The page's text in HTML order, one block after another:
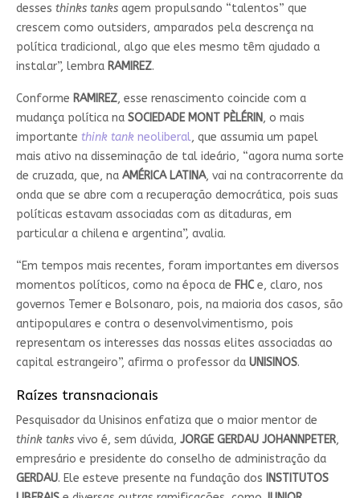
desses thinks tanksagem propulsando “talentos” que
crescem como outsiders, amparados pela descrença na
política tradicional, algo que eles mesmo têm ajudado a
instalar”, lembra RAMIREZ.
Conforme RAMIREZ, esse renascimento coincide com a
mudança política na SOCIEDADE MONT PÈLÉRIN, o mais
importante think tank neoliberal, que assumia um papel
mais ativo na disseminação de tal ideário, “agora numa sorte
de cruzada, que, naAMÉRICA LATINA, vai na contracorrente da
onda que se abre com a recuperação democrática, pois suas
políticas estavam associadas com as ditaduras, em
particular a chilena e argentina”, avalia.
“Em tempos mais recentes, foram importantes em diversos
momentos políticos, como na época de FHCe, claro, nos
governos Temer e Bolsonaro, pois, na maioria dos casos, são
antipopulares e contra o desenvolvimentismo, pois
representam os interesses das nossas elites associadas ao
capital estrangeiro”, afirma o professor da UNISINOS.
Raízes transnacionais
Pesquisador da Unisinos enfatiza que o maior mentor de
think tanksvivo é, sem dúvida, JORGE GERDAU JOHANNPETER,
empresário e presidente do conselho de administração da
GERDAU. Ele esteve presente na fundação dos INSTITUTOS